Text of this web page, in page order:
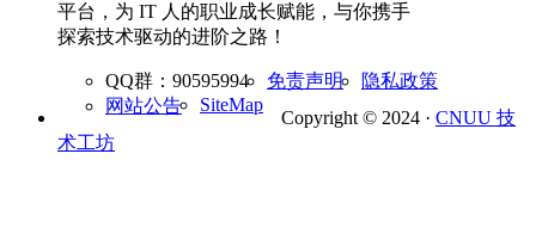
平台，为 IT 人的职业成长赋能，与你携手
探索技术驱动的进阶之路！
QQ群：90595994 免责声明
隐私政策
网站公告
SiteMap
Copyright © 2024 · CNUU 技
术工坊